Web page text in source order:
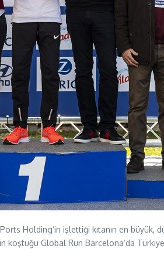
Holding’in işlettiği kıtanın en büyük,
koştuğu Global Run Barcelona’da